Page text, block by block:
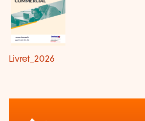
Livret_2026